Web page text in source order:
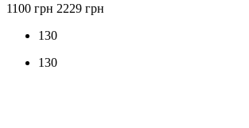
1100 грн 2229 грн
130
130